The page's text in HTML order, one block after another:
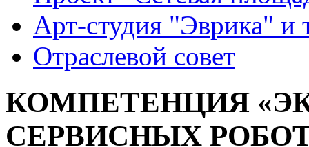
Арт-студия "Эврика" и
Отраслевой совет
КОМПЕТЕНЦИЯ
СЕРВИСНЫХ